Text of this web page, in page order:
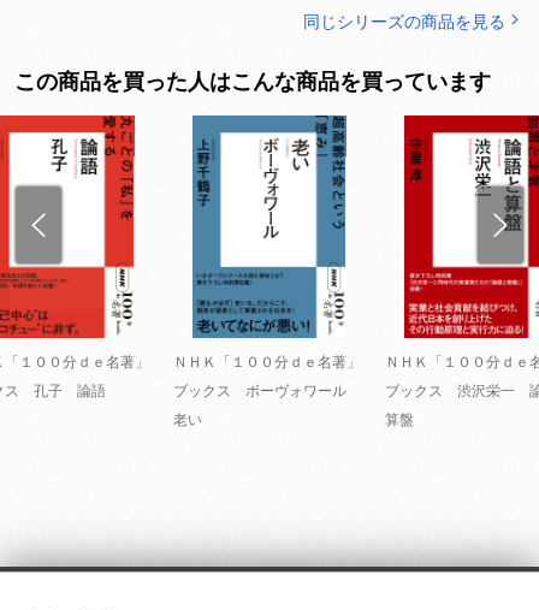
同じシリーズの商品を見る
この商品を買った人はこんな商品を買っています
１００分ｄｅ名著」
ス 孔子 論語
ＮＨＫ「１００分ｄｅ名著」
ブックス ボーヴォワール
老い
ＮＨＫ「１００分ｄｅ
ブックス 渋沢栄一
算盤